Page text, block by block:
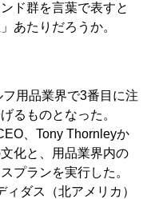
ド群を言葉で表すと
あたりだろうか。
用品業界で3番目に注
るものとなった。
、Tony Thornleyか
化と、用品業界内の
プランを実行した。
ダス（北アメリカ）